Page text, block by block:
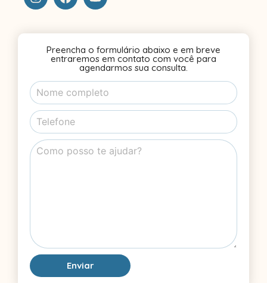
Preencha o formulário abaixo e em breve
entraremos em contato com você para
agendarmos sua consulta.
Enviar